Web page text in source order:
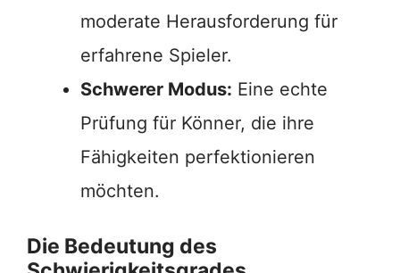
moderate Herausforderung für
erfahrene Spieler.
Schwerer Modus: Eine echte
Prüfung für Könner, die ihre
Fähigkeiten perfektionieren
möchten.
Die Bedeutung des